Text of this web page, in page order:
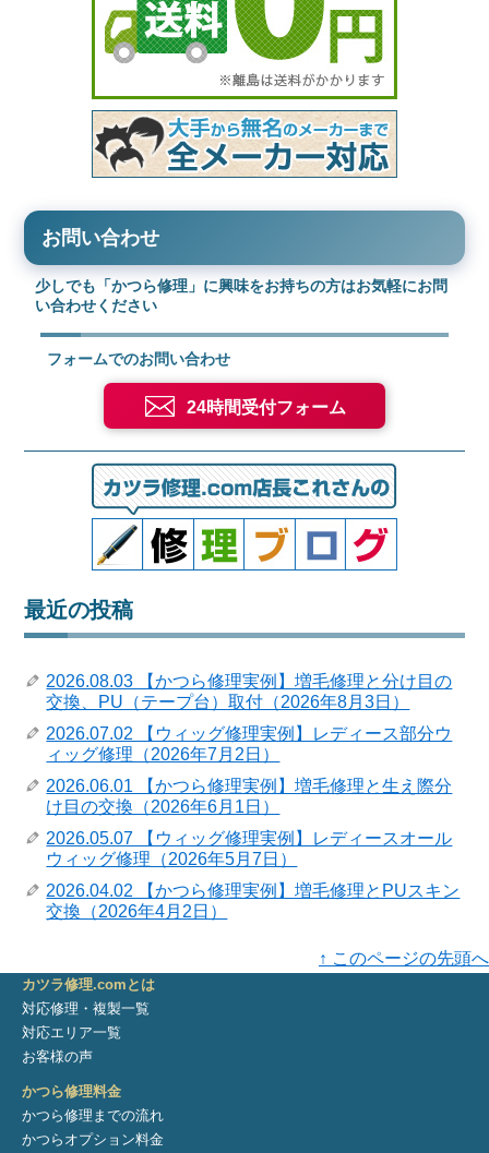
お問い合わせ
少しでも「かつら修理」に興味をお持ちの方はお気軽にお問
い合わせください
フォームでのお問い合わせ
24時間受付フォーム
最近の投稿
2026.08.03 【かつら修理実例】増毛修理と分け目の
交換、PU（テープ台）取付（2026年8月3日）
2026.07.02 【ウィッグ修理実例】レディース部分ウ
ィッグ修理（2026年7月2日）
2026.06.01 【かつら修理実例】増毛修理と生え際分
け目の交換（2026年6月1日）
2026.05.07 【ウィッグ修理実例】レディースオール
ウィッグ修理（2026年5月7日）
2026.04.02 【かつら修理実例】増毛修理とPUスキン
交換（2026年4月2日）
↑ このページの先頭へ
カツラ修理.comとは
対応修理・複製一覧
対応エリア一覧
お客様の声
かつら修理料金
かつら修理までの流れ
かつらオプション料金